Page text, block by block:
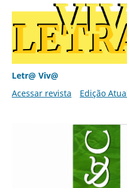
Letr@ Viv@
Acessar revista
Edição